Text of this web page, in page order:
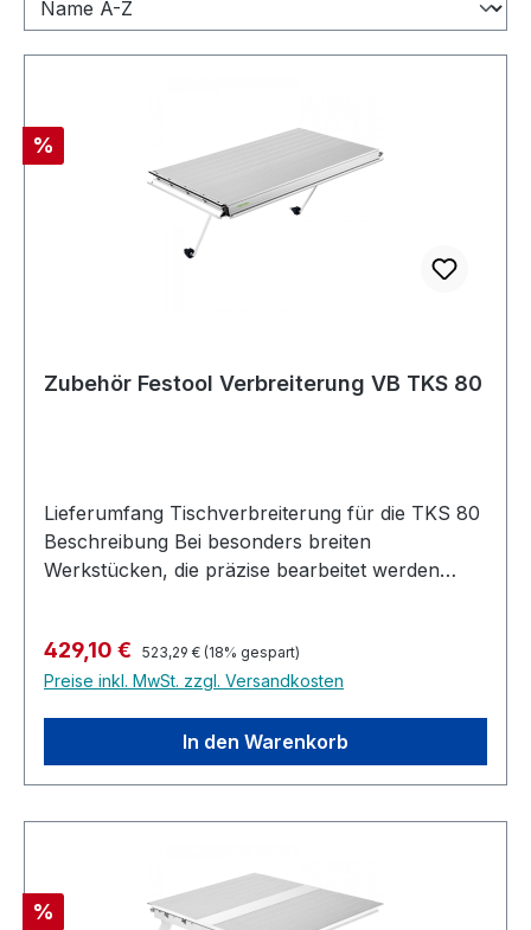
Rabatt
%
Zubehör Festool Verbreiterung VB TKS 80
Lieferumfang Tischverbreiterung für die TKS 80
Beschreibung Bei besonders breiten
Werkstücken, die präzise bearbeitet werden
Sägen auf Breite Vergrößert die Auflagefläche
um 411 mm Maximale Schnittbreite beim
Längsschnitt 680 mm Mit justierbarer Maßskala
Einfacher und schneller An- und Abbau
Verkaufspreis:
429,10 € Regulärer Preis:
523,29 € (18% gespart)
Preise inkl. MwSt. zzgl. Versandkosten
In den Warenkorb
Rabatt
%